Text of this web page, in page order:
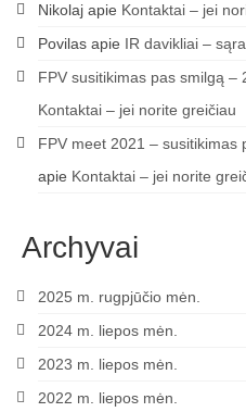
Taisyklės
Trasos schema
Media
Rezultatai
Taisyklės
Trasos schema
Rezultatai
Nikolaj apie Kontaktai – jei
Povilas apie IR davikliai –
FPV susitikimas pas smilgą –
Kontaktai – jei norite greičiau
FPV meet 2021 – susitikimas
apie Kontaktai – jei norite
Archyvai
2025 m. rugpjūčio mėn.
2024 m. liepos mėn.
2023 m. liepos mėn.
2022 m. liepos mėn.